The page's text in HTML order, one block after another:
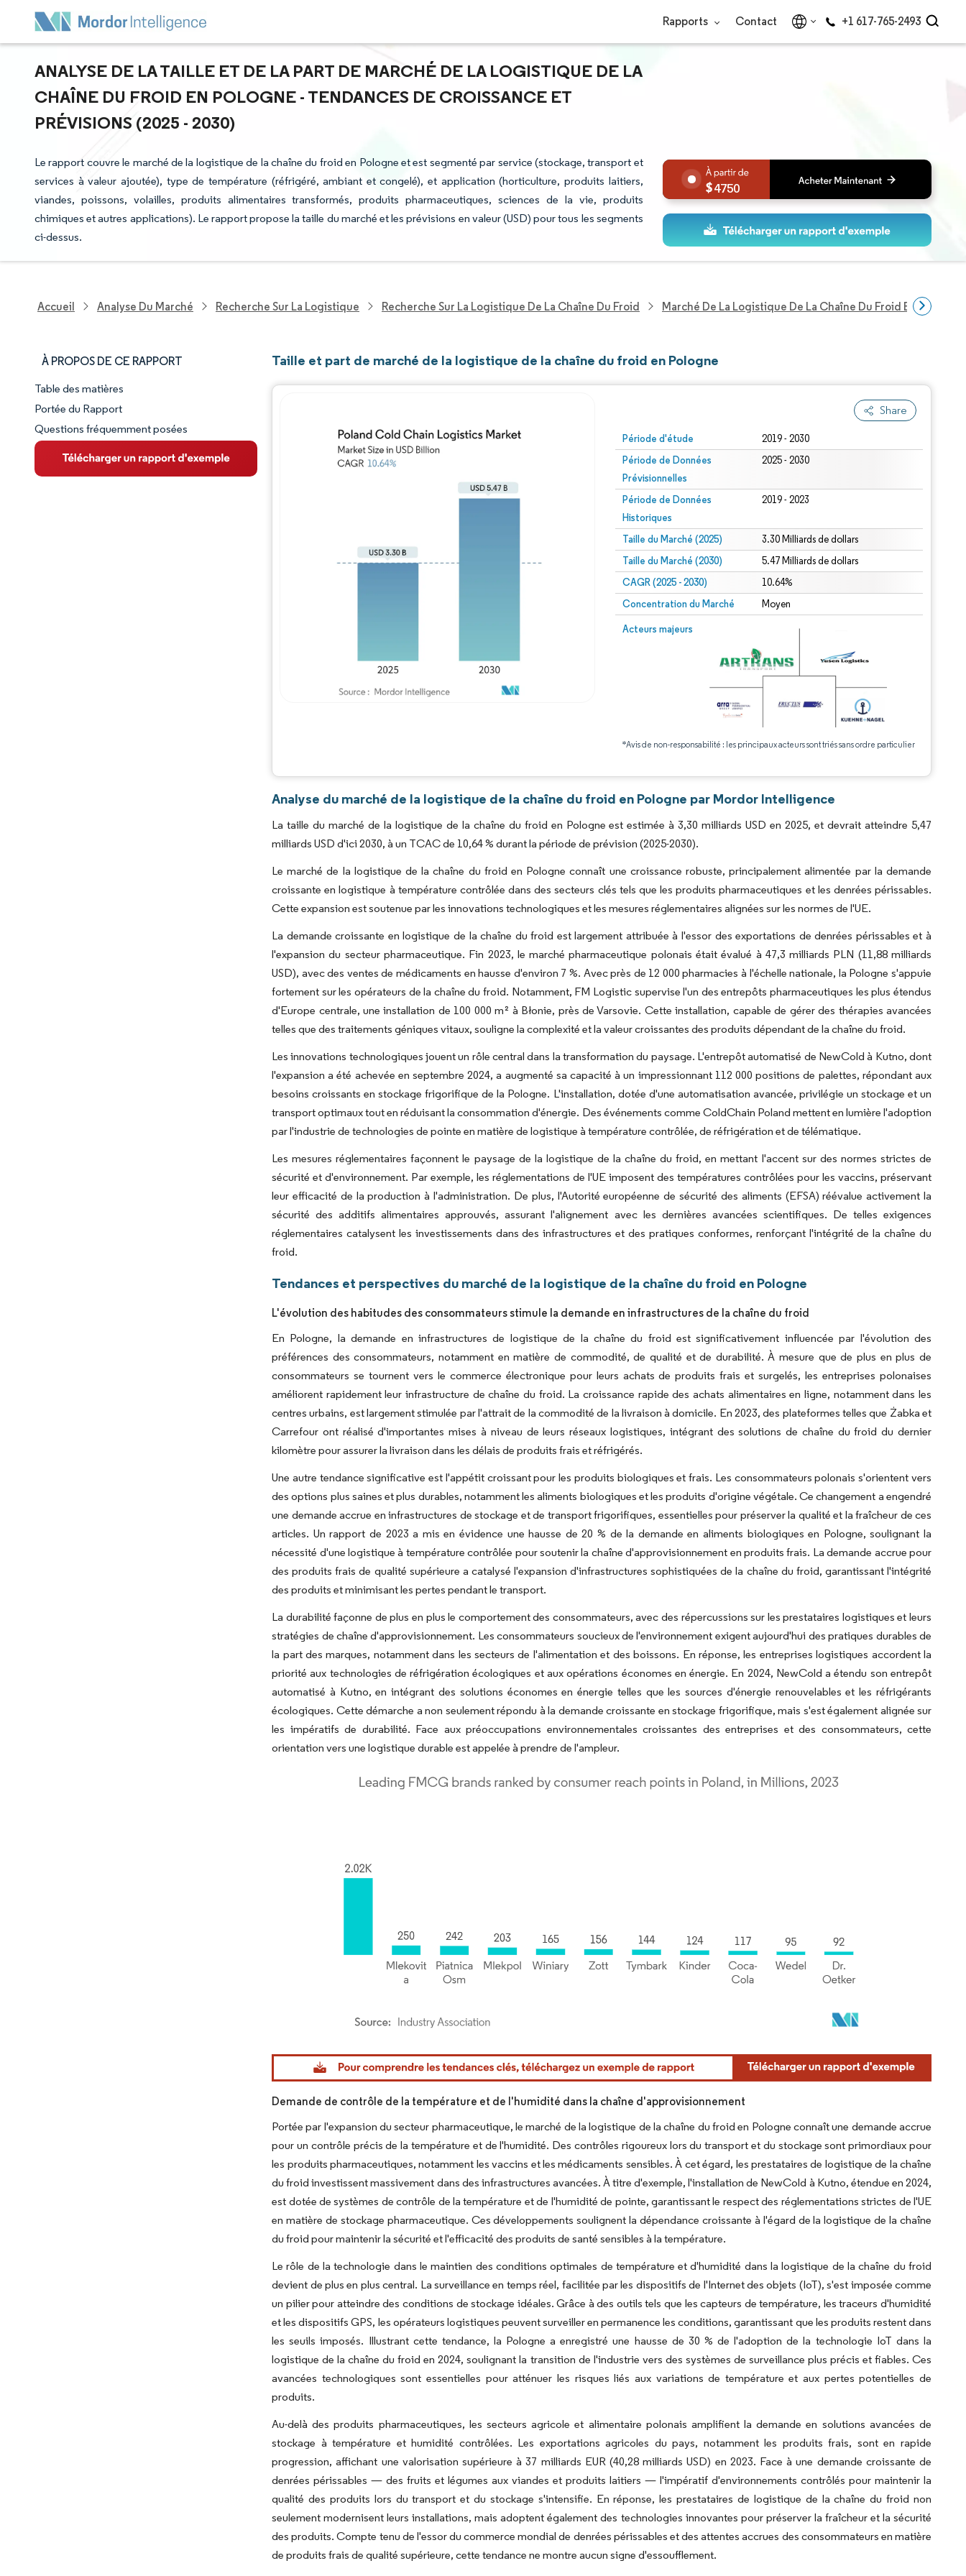
Rapports Contact +1 617-765-2493
ANALYSE DE LA TAILLE ET DE LA PART DE MARCHÉ DE LA LOGISTIQUE DE LA
CHAÎNE DU FROID EN POLOGNE - TENDANCES DE CROISSANCE ET
PRÉVISIONS (2025 - 2030)
Le rapport couvre le marché de la logistique de la chaîne du froid en Pologne et est segmenté par service (stockage, transport et
services à valeur ajoutée), type de température (réfrigéré, ambiant et congelé), et application (horticulture, produits laitiers,
viandes, poissons, volailles, produits alimentaires transformés, produits pharmaceutiques, sciences de la vie, produits
chimiques et autres applications). Le rapport propose la taille du marché et les prévisions en valeur (USD) pour tous les segments
ci-dessus.
4750
Accueil Analyse Du Marché Recherche Sur La Logistique Recherche Sur La Logistique De La Chaîne Du Froid Marché De La Logistique De La Chaîne Du Froid En Pologne
À PROPOS DE CE RAPPORT
Aperçu du marché
VUE D’ENSEMBLE DU MARCHÉ
Principales tendances du marché
Table des matières
Portée du Rapport
Questions fréquemment posées
Taille et part de marché de la logistique de la chaîne du froid en Pologne
Share
Période d'étude 2019 - 2030
Période de Données
Prévisionnelles
2025 - 2030
Période de Données
Historiques
2019 - 2023
Taille du Marché (2025) 3.30 Milliards de dollars
Taille du Marché (2030) 5.47 Milliards de dollars
CAGR (2025 - 2030) 10.64%
Concentration du Marché Moyen
Acteurs majeurs
*Avis de non-responsabilité : les principaux acteurs sont triés sans ordre particulier
Analyse du marché de la logistique de la chaîne du froid en Pologne par Mordor Intelligence
La taille du marché de la logistique de la chaîne du froid en Pologne est estimée à 3,30 milliards USD en 2025, et devrait atteindre 5,47
milliards USD d'ici 2030, à un TCAC de 10,64 % durant la période de prévision (2025-2030).
Le marché de la logistique de la chaîne du froid en Pologne connaît une croissance robuste, principalement alimentée par la demande
croissante en logistique à température contrôlée dans des secteurs clés tels que les produits pharmaceutiques et les denrées périssables.
Cette expansion est soutenue par les innovations technologiques et les mesures réglementaires alignées sur les normes de l'UE.
La demande croissante en logistique de la chaîne du froid est largement attribuée à l'essor des exportations de denrées périssables et à
l'expansion du secteur pharmaceutique. Fin 2023, le marché pharmaceutique polonais était évalué à 47,3 milliards PLN (11,88 milliards
USD), avec des ventes de médicaments en hausse d'environ 7 %. Avec près de 12 000 pharmacies à l'échelle nationale, la Pologne s'appuie
fortement sur les opérateurs de la chaîne du froid. Notamment, FM Logistic supervise l'un des entrepôts pharmaceutiques les plus étendus
d'Europe centrale, une installation de 100 000 m² à Błonie, près de Varsovie. Cette installation, capable de gérer des thérapies avancées
telles que des traitements géniques vitaux, souligne la complexité et la valeur croissantes des produits dépendant de la chaîne du froid.
Les innovations technologiques jouent un rôle central dans la transformation du paysage. L'entrepôt automatisé de NewCold à Kutno, dont
l'expansion a été achevée en septembre 2024, a augmenté sa capacité à un impressionnant 112 000 positions de palettes, répondant aux
besoins croissants en stockage frigorifique de la Pologne. L'installation, dotée d'une automatisation avancée, privilégie un stockage et un
transport optimaux tout en réduisant la consommation d'énergie. Des événements comme ColdChain Poland mettent en lumière l'adoption
par l'industrie de technologies de pointe en matière de logistique à température contrôlée, de réfrigération et de télématique.
Les mesures réglementaires façonnent le paysage de la logistique de la chaîne du froid, en mettant l'accent sur des normes strictes de
sécurité et d'environnement. Par exemple, les réglementations de l'UE imposent des températures contrôlées pour les vaccins, préservant
leur efficacité de la production à l'administration. De plus, l'Autorité européenne de sécurité des aliments (EFSA) réévalue activement la
sécurité des additifs alimentaires approuvés, assurant l'alignement avec les dernières avancées scientifiques. De telles exigences
réglementaires catalysent les investissements dans des infrastructures et des pratiques conformes, renforçant l'intégrité de la chaîne du
froid.
Tendances et perspectives du marché de la logistique de la chaîne du froid en Pologne
L'évolution des habitudes des consommateurs stimule la demande en infrastructures de la chaîne du froid
En Pologne, la demande en infrastructures de logistique de la chaîne du froid est significativement influencée par l'évolution des
préférences des consommateurs, notamment en matière de commodité, de qualité et de durabilité. À mesure que de plus en plus de
consommateurs se tournent vers le commerce électronique pour leurs achats de produits frais et surgelés, les entreprises polonaises
améliorent rapidement leur infrastructure de chaîne du froid. La croissance rapide des achats alimentaires en ligne, notamment dans les
centres urbains, est largement stimulée par l'attrait de la commodité de la livraison à domicile. En 2023, des plateformes telles que Żabka et
Carrefour ont réalisé d'importantes mises à niveau de leurs réseaux logistiques, intégrant des solutions de chaîne du froid du dernier
kilomètre pour assurer la livraison dans les délais de produits frais et réfrigérés.
Une autre tendance significative est l'appétit croissant pour les produits biologiques et frais. Les consommateurs polonais s'orientent vers
des options plus saines et plus durables, notamment les aliments biologiques et les produits d'origine végétale. Ce changement a engendré
une demande accrue en infrastructures de stockage et de transport frigorifiques, essentielles pour préserver la qualité et la fraîcheur de ces
articles. Un rapport de 2023 a mis en évidence une hausse de 20 % de la demande en aliments biologiques en Pologne, soulignant la
nécessité d'une logistique à température contrôlée pour soutenir la chaîne d'approvisionnement en produits frais. La demande accrue pour
des produits frais de qualité supérieure a catalysé l'expansion d'infrastructures sophistiquées de la chaîne du froid, garantissant l'intégrité
des produits et minimisant les pertes pendant le transport.
La durabilité façonne de plus en plus le comportement des consommateurs, avec des répercussions sur les prestataires logistiques et leurs
stratégies de chaîne d'approvisionnement. Les consommateurs soucieux de l'environnement exigent aujourd'hui des pratiques durables de
la part des marques, notamment dans les secteurs de l'alimentation et des boissons. En réponse, les entreprises logistiques accordent la
priorité aux technologies de réfrigération écologiques et aux opérations économes en énergie. En 2024, NewCold a étendu son entrepôt
automatisé à Kutno, en intégrant des solutions économes en énergie telles que les sources d'énergie renouvelables et les réfrigérants
écologiques. Cette démarche a non seulement répondu à la demande croissante en stockage frigorifique, mais s'est également alignée sur
les impératifs de durabilité. Face aux préoccupations environnementales croissantes des entreprises et des consommateurs, cette
orientation vers une logistique durable est appelée à prendre de l'ampleur.
Image © Mordor Intelligence. La réutilisation nécessite une attribution sous CC BY 4.0.
Demande de contrôle de la température et de l'humidité dans la chaîne d'approvisionnement
Portée par l'expansion du secteur pharmaceutique, le marché de la logistique de la chaîne du froid en Pologne connaît une demande accrue
pour un contrôle précis de la température et de l'humidité. Des contrôles rigoureux lors du transport et du stockage sont primordiaux pour
les produits pharmaceutiques, notamment les vaccins et les médicaments sensibles. À cet égard, les prestataires de logistique de la chaîne
du froid investissent massivement dans des infrastructures avancées. À titre d'exemple, l'installation de NewCold à Kutno, étendue en 2024,
est dotée de systèmes de contrôle de la température et de l'humidité de pointe, garantissant le respect des réglementations strictes de l'UE
en matière de stockage pharmaceutique. Ces développements soulignent la dépendance croissante à l'égard de la logistique de la chaîne
du froid pour maintenir la sécurité et l'efficacité des produits de santé sensibles à la température.
Le rôle de la technologie dans le maintien des conditions optimales de température et d'humidité dans la logistique de la chaîne du froid
devient de plus en plus central. La surveillance en temps réel, facilitée par les dispositifs de l'Internet des objets (IoT), s'est imposée comme
un pilier pour atteindre des conditions de stockage idéales. Grâce à des outils tels que les capteurs de température, les traceurs d'humidité
et les dispositifs GPS, les opérateurs logistiques peuvent surveiller en permanence les conditions, garantissant que les produits restent dans
les seuils imposés. Illustrant cette tendance, la Pologne a enregistré une hausse de 30 % de l'adoption de la technologie IoT dans la
logistique de la chaîne du froid en 2024, soulignant la transition de l'industrie vers des systèmes de surveillance plus précis et fiables. Ces
avancées technologiques sont essentielles pour atténuer les risques liés aux variations de température et aux pertes potentielles de
produits.
Au-delà des produits pharmaceutiques, les secteurs agricole et alimentaire polonais amplifient la demande en solutions avancées de
stockage à température et humidité contrôlées. Les exportations agricoles du pays, notamment les produits frais, sont en rapide
progression, affichant une valorisation supérieure à 37 milliards EUR (40,28 milliards USD) en 2023. Face à une demande croissante de
denrées périssables — des fruits et légumes aux viandes et produits laitiers — l'impératif d'environnements contrôlés pour maintenir la
qualité des produits lors du transport et du stockage s'intensifie. En réponse, les prestataires de logistique de la chaîne du froid non
seulement modernisent leurs installations, mais adoptent également des technologies innovantes pour préserver la fraîcheur et la sécurité
des produits. Compte tenu de l'essor du commerce mondial de denrées périssables et des attentes accrues des consommateurs en matière
de produits frais de qualité supérieure, cette tendance ne montre aucun signe d'essoufflement.